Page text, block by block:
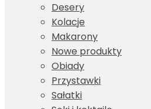
Desery
Kolacje
Makarony
Nowe produkty
Obiady
Przystawki
Sałatki